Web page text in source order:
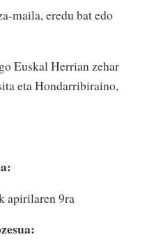
maila, eredu bat edo
Euskal Herrian zehar
eta Hondarribiraino,
apirilaren 9ra